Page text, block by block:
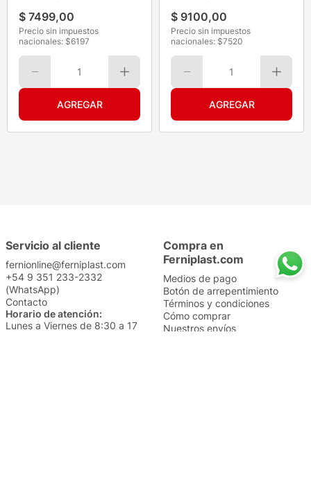
$ 7499,00
Precio sin impuestos
nacionales: $6197
1
$ 9100,00
Precio sin impuestos
nacionales: $7520
1
Servicio al cliente
fernionline@ferniplast.com
+54 9 351 233-2332
(WhatsApp)
Contacto
Horario de atención:
Lunes a Viernes de 8:30 a 17
Compra en
Ferniplast.com
Medios de pago
Botón de arrepentimiento
Términos y condiciones
Cómo comprar
Nuestros envíos